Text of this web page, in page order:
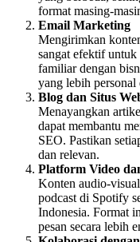
format masing-
Email Marketing
Mengirimkan
sangat efektif untuk
familiar dengan
yang lebih personal
Blog dan Situs
Menayangkan
dapat membantu
SEO. Pastikan
dan relevan.
Platform Video
Konten audio-
podcast di Spotify
Indonesia. Format
pesan secara lebih